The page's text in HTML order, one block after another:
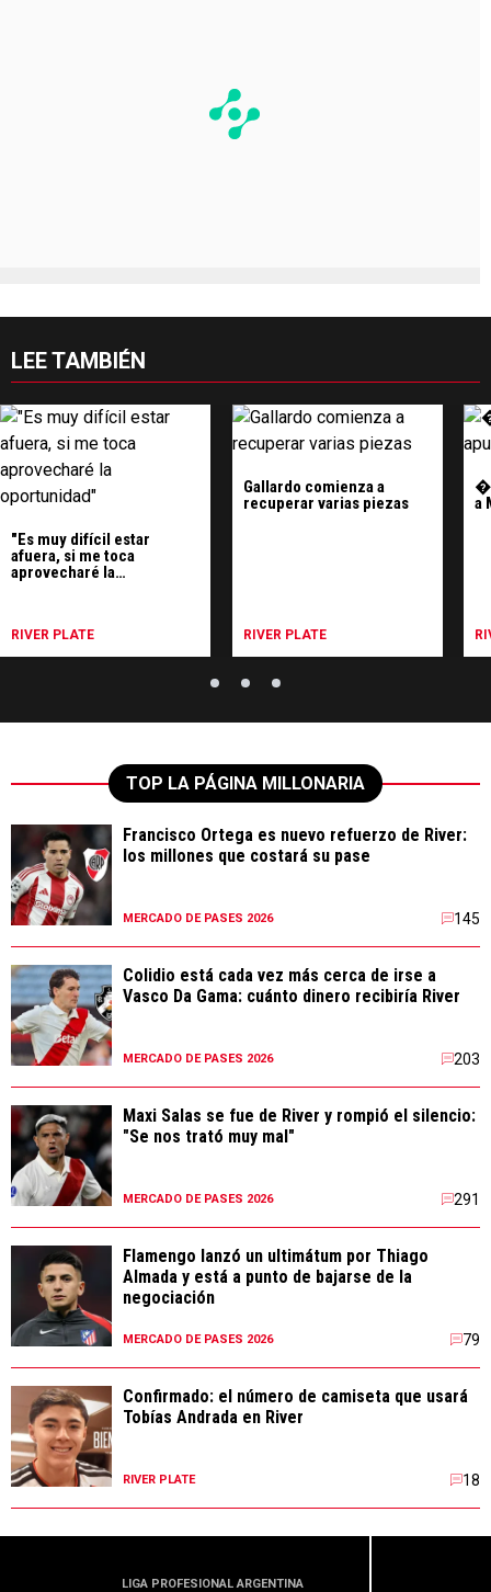
LEE TAMBIÉN
"Es muy difícil estar
afuera, si me toca
aprovecharé la
RIVER PLATE
Gallardo comienza a
recuperar varias piezas
RIVER PLATE
a
TOP LA PÁGINA MILLONARIA
Francisco Ortega es nuevo refuerzo de River:
los millones que costará su pase
MERCADO DE PASES 2026 145
Colidio está cada vez más cerca de irse a
Vasco Da Gama: cuánto dinero recibiría River
MERCADO DE PASES 2026 203
Maxi Salas se fue de River y rompió el silencio:
"Se nos trató muy mal"
MERCADO DE PASES 2026 291
Flamengo lanzó un ultimátum por Thiago
Almada y está a punto de bajarse de la
negociación
MERCADO DE PASES 2026 79
Confirmado: el número de camiseta que usará
Tobías Andrada en River
RIVER PLATE 18
LIGA PROFESIONAL ARGENTINA